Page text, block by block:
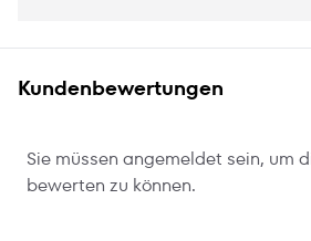
Kundenbewertungen
Sie müssen angemeldet sein, um
bewerten zu können.